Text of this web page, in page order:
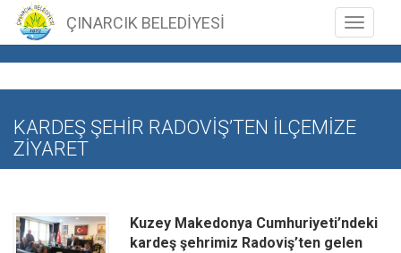
Toggle
ÇINARCIK BELEDİYESİ
KARDEŞ ŞEHİR RADOVİŞ’TEN İLÇEMİZE
ZİYARET
Kuzey Makedonya Cumhuriyeti’ndeki
kardeş şehrimiz Radoviş’ten gelen